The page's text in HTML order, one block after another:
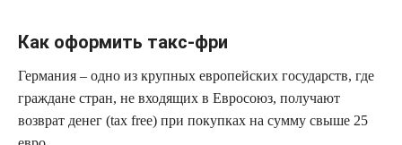
Как оформить такс-фри
Германия – одно из крупных европейских государств, где
граждане стран, не входящих в Евросоюз, получают
возврат денег (tax free) при покупках на сумму свыше 25